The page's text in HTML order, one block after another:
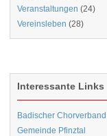
Veranstaltungen (24)
Vereinsleben (28)
Interessante Links
Badischer Chorverband
Gemeinde Pfinztal